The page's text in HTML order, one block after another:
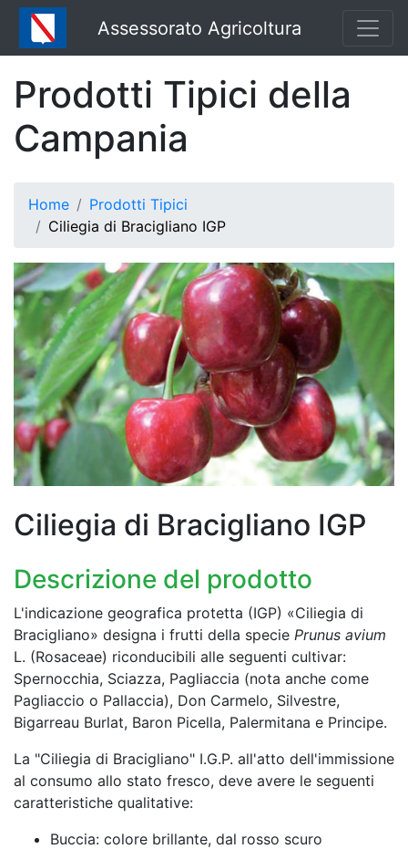
Assessorato Agricoltura
Prodotti Tipici della
Campania
Home
Prodotti Tipici
Ciliegia di Bracigliano IGP
Ciliegia di Bracigliano IGP
Descrizione del prodotto
L'indicazione geografica protetta (IGP) «Ciliegia di
Bracigliano» designa i frutti della specie Prunus avium
L. (Rosaceae) riconducibili alle seguenti cultivar:
Spernocchia, Sciazza, Pagliaccia (nota anche come
Pagliaccio o Pallaccia), Don Carmelo, Silvestre,
Bigarreau Burlat, Baron Picella, Palermitana e Principe.
La "Ciliegia di Bracigliano" I.G.P. all'atto dell'immissione
al consumo allo stato fresco, deve avere le seguenti
caratteristiche qualitative:
Buccia: colore brillante, dal rosso scuro